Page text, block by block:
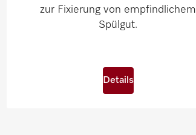
zur Fixierung von empfindlichem
Spülgut.
Details